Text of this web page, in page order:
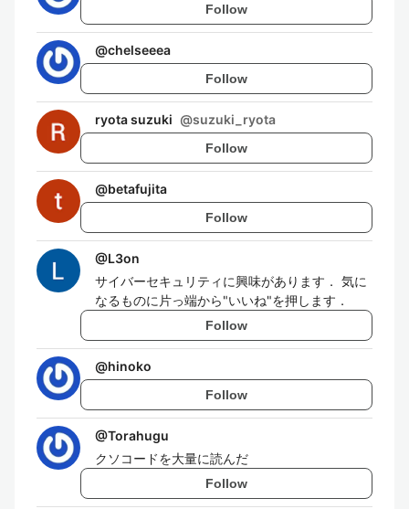
Follow
@chelseeea
Follow
ryota suzuki @suzuki_ryota
Follow
@betafujita
Follow
@L3on
サイバーセキュリティに興味があります． 気に
なるものに片っ端から"いいね"を押します．
Follow
@hinoko
Follow
@Torahugu
クソコードを大量に読んだ
Follow